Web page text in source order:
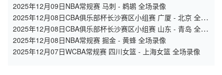
2025年12月09日NBA常规赛 马刺 - 鹈鹕 全场录像
2025年12月08日CBA俱乐部杯长沙赛区小组赛 广厦 - 北京 全场
录像
2025年12月08日CBA俱乐部杯长沙赛区小组赛 山东 - 青岛 全场
录像
2025年12月08日NBA常规赛 掘金 - 黄蜂 全场录像
2025年12月07日WCBA常规赛 四川女篮 - 上海女篮 全场录像